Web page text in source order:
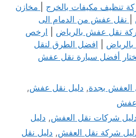
تنظيف مكيفات بالخرج
مخازن
نقل عفش من الدمام الى
نقل عفش بالرياض
ارخص
افضل الطرق لنقل
أفضل سيارة نقل عفش
العفش بجدة, دليل نقل عفش,
عفش
شركات نقل العفش, دليل
شركة نقل العفش, دليل نقل